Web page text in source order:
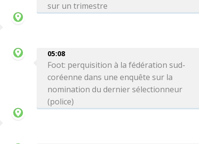
sur un trimestre
05:08
Foot: perquisition à la fédération sud-
coréenne dans une enquête sur la
nomination du dernier sélectionneur
(police)